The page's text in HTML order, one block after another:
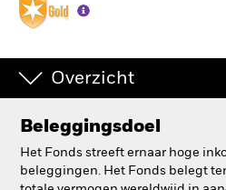
Aladdin
Overzicht
Beleggingsdoel
Het Fonds streeft ernaar hoge
beleggingen. Het Fonds belegt